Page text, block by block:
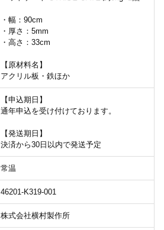
・幅：90cm
・厚さ：5mm
・高さ：33cm
【原材料名】
アクリル板・鉄ほか
【申込期日】
通年申込を受け付けております。
【発送期日】
決済から30日以内で発送予定
常温
46201-K319-001
株式会社横村製作所